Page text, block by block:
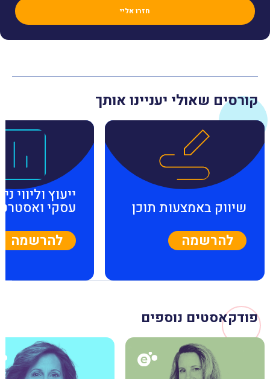
קורסים שאולי יעניינו אותך
שיווק באמצעות תוכן
להרשמה
ייעוץ וליווי
עסקי
להרשמה
פודקאסטים נוספים